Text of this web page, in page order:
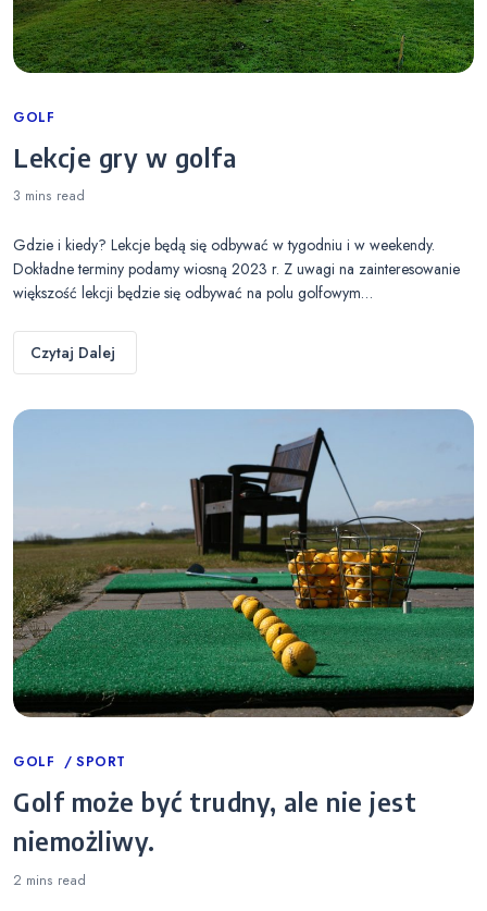
Categories
GOLF
Lekcje gry w golfa
3 mins read
Gdzie i kiedy? Lekcje będą się odbywać w tygodniu i w weekendy.
Dokładne terminy podamy wiosną 2023 r. Z uwagi na zainteresowanie
większość lekcji będzie się odbywać na polu golfowym…
Czytaj Dalej
Categories
GOLF SPORT
Golf może być trudny, ale nie jest
niemożliwy.
2 mins read